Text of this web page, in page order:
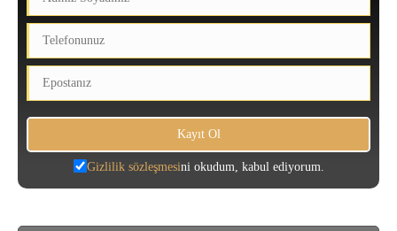
Gizlilik sözleşmesini okudum, kabul ediyorum.